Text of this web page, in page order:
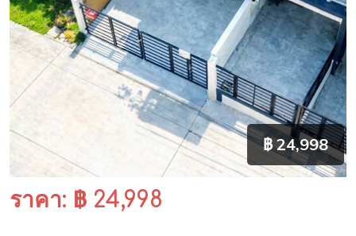
฿ 24,998
ราคา: ฿ 24,998